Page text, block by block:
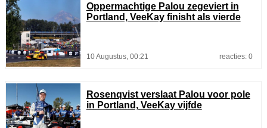
Oppermachtige Palou zegeviert in
Portland, VeeKay finisht als vierde
10 Augustus, 00:21 reacties: 0
Rosenqvist verslaat Palou voor pole
in Portland, VeeKay vijfde